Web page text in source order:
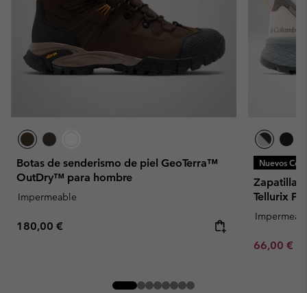
Botas de senderismo de piel GeoTerra™
OutDry™ para hombre
Impermeable
Regular price:
180,00 €
Nuevos
Zapatillas
Tellurix
Minimum
66,00 €